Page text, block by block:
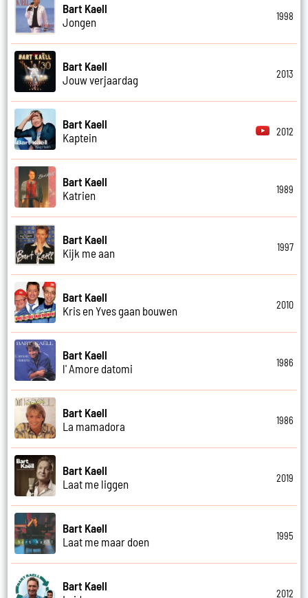
Bart Kaell
Jongen
1998
Bart Kaell
Jouw verjaardag
2013
Bart Kaell
Kaptein
2012
Bart Kaell
Katrien
1989
Bart Kaell
Kijk me aan
1997
Bart Kaell
Kris en Yves gaan bouwen
2010
Bart Kaell
l' Amore datomi
1986
Bart Kaell
La mamadora
1986
Bart Kaell
Laat me liggen
2019
Bart Kaell
Laat me maar doen
1995
Bart Kaell
2012